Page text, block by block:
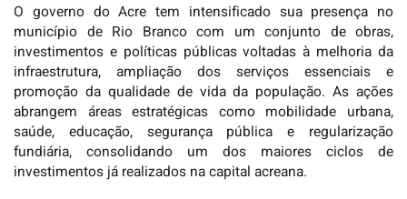
O governo do Acre tem intensificado sua presença no
município de Rio Branco com um conjunto de obras,
investimentos e políticas públicas voltadas à melhoria da
infraestrutura, ampliação dos serviços essenciais e
promoção da qualidade de vida da população. As ações
abrangem áreas estratégicas como mobilidade urbana,
saúde, educação, segurança pública e regularização
fundiária, consolidando um dos maiores ciclos de
investimentos já realizados na capital acreana.